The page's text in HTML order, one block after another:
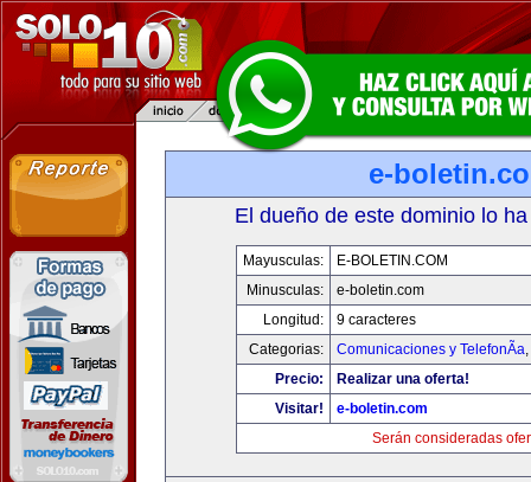
e-
El dueño de este dominio lo
Mayusculas:
E-BOLETIN.COM
Minusculas:
e-boletin.com
Longitud:
9 caracteres
Categorias:
Comunicaciones y TelefonÃ­a,
Precio:
Realizar una oferta!
Visitar!
e-boletin.com
Serán consideradas